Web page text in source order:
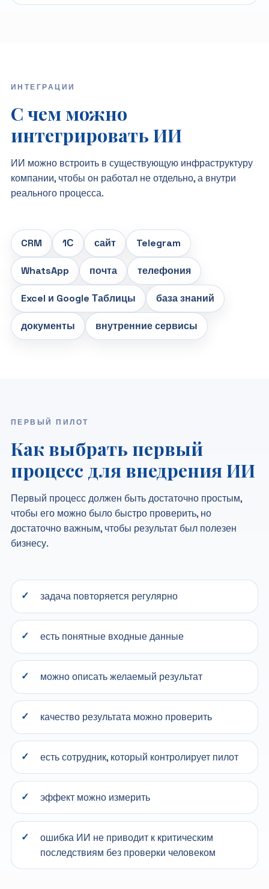
ИНТЕГРАЦИИ
С чем можно
интегрировать ИИ
ИИ можно встроить в существующую инфраструктуру
компании, чтобы он работал не отдельно, а внутри
реального процесса.
CRM 1С сайт Telegram
WhatsApp почта телефония
Excel и Google Таблицы база знаний
документы внутренние сервисы
ПЕРВЫЙ ПИЛОТ
Как выбрать первый
процесс для внедрения ИИ
Первый процесс должен быть достаточно простым,
чтобы его можно было быстро проверить, но
достаточно важным, чтобы результат был полезен
бизнесу.
задача повторяется регулярно
есть понятные входные данные
можно описать желаемый результат
качество результата можно проверить
есть сотрудник, который контролирует пилот
эффект можно измерить
ошибка ИИ не приводит к критическим
последствиям без проверки человеком